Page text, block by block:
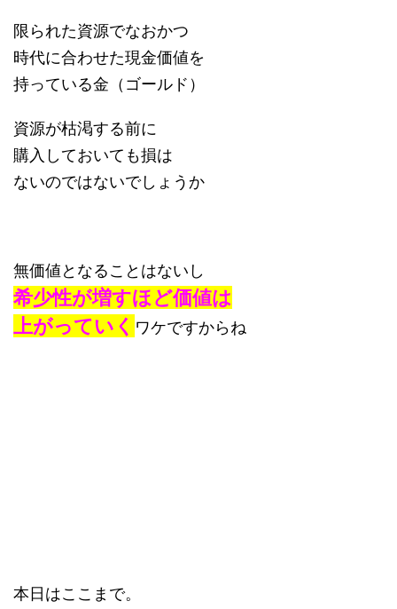
限られた資源でなおかつ
時代に合わせた現金価値を
持っている金（ゴールド）
資源が枯渇する前に
購入しておいても損は
ないのではないでしょうか
無価値となることはないし
希少性が増すほど価値は
上がっていく ワケですからね
本日はここまで。